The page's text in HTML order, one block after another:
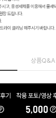
상품Q&A